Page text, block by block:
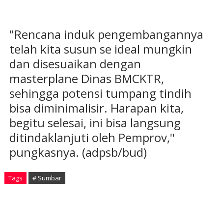
"Rencana induk pengembangannya
telah kita susun se ideal mungkin
dan disesuaikan dengan
masterplane Dinas BMCKTR,
sehingga potensi tumpang tindih
bisa diminimalisir. Harapan kita,
begitu selesai, ini bisa langsung
ditindaklanjuti oleh Pemprov,"
pungkasnya. (adpsb/bud)
Tags # Sumbar